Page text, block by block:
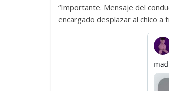
“Importante. Mensaje del
encargado desplazar al chico a